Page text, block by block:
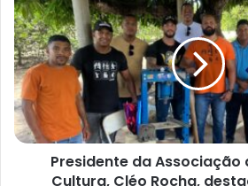
da
Associação
de
Incentivo
à
Cultura,
Cléo
Rocha,
destacaPresidente da Associação
Cultura, Cléo Rocha,